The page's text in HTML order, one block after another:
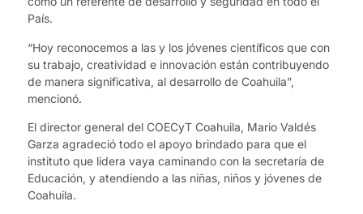
País.
“Hoy reconocemos a las y los jóvenes científicos que con
su trabajo, creatividad e innovación están contribuyendo
de manera significativa, al desarrollo de Coahuila”,
mencionó.
El director general del COECyT Coahuila, Mario Valdés
Garza agradeció todo el apoyo brindado para que el
instituto que lidera vaya caminando con la secretaría de
Educación, y atendiendo a las niñas, niños y jóvenes de
Coahuila.